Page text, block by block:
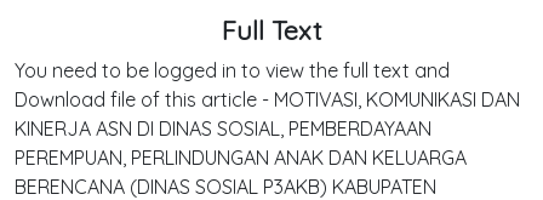
Full Text
You need to be logged in to view the full text and
Download file of this article - MOTIVASI, KOMUNIKASI DAN
KINERJA ASN DI DINAS SOSIAL, PEMBERDAYAAN
PEREMPUAN, PERLINDUNGAN ANAK DAN KELUARGA
BERENCANA (DINAS SOSIAL P3AKB) KABUPATEN